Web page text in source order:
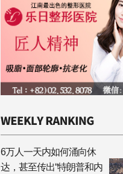
6万人一天内如何涌向休
达，甚至传出“特朗普和内